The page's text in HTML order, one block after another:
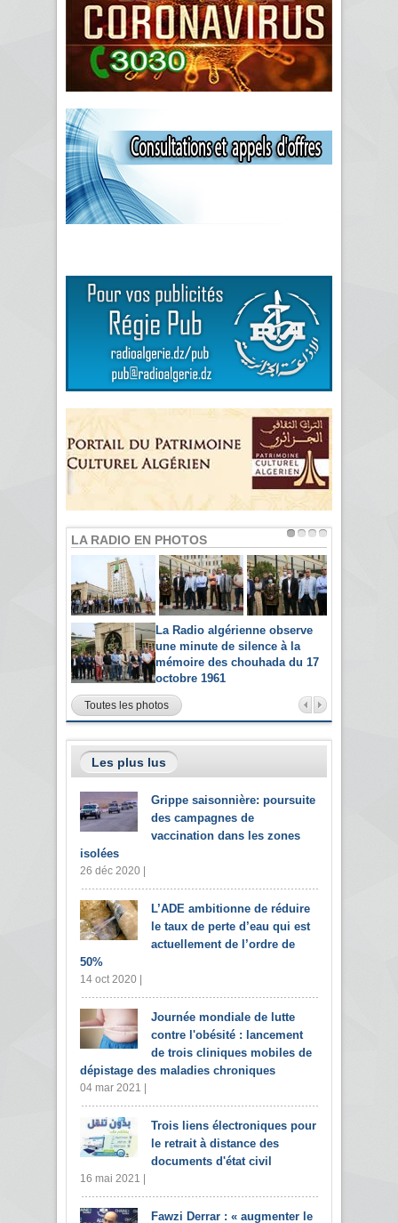
LA RADIO EN PHOTOS
La Radio algérienne observe
une minute de silence à la
mémoire des chouhada du 17
octobre 1961
Toutes les photos
Les plus lus
Grippe saisonnière: poursuite
des campagnes de
vaccination dans les zones
isolées
26 déc 2020 |
L’ADE ambitionne de réduire
le taux de perte d’eau qui est
actuellement de l’ordre de
50%
14 oct 2020 |
Journée mondiale de lutte
contre l'obésité : lancement
de trois cliniques mobiles de
dépistage des maladies chroniques
04 mar 2021 |
Trois liens électroniques pour
le retrait à distance des
documents d'état civil
16 mai 2021 |
Fawzi Derrar : « augmenter le